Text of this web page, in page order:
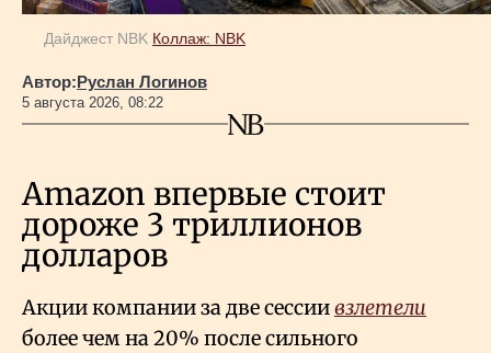
Дайджест NBK Коллаж: NBK
Автор:Руслан Логинов
5 августа 2026, 08:22
Amazon впервые стоит
дороже 3 триллионов
долларов
Акции компании за две сессиивзлетели
более чем на 20% после сильного